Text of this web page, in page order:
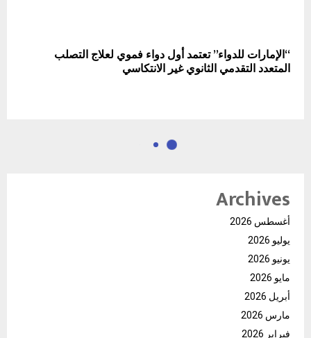
“الإمارات للدواء” تعتمد أول دواء فموي لعلاج التصلب
المتعدد التقدمي الثانوي غير الانتكاسي
Archives
أغسطس 2026
يوليو 2026
يونيو 2026
مايو 2026
أبريل 2026
مارس 2026
فبراير 2026